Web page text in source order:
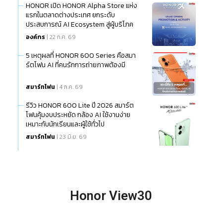
HONOR เปิด HONOR Alpha Store แห่ง
แรกในตลาดต่างประเทศ ยกระดับ
ประสบการณ์ AI Ecosystem สู่ผู้บริโภค
ไทย
องค์กร | 22 ก.ค. 69
5 เหตุผลที่ HONOR 600 Series คือสมา
ร์ตโฟน AI ที่คนรักการถ่ายภาพต้องมี
สมาร์ทโฟน | 4 ก.ค. 69
รีวิว HONOR 600 Lite ปี 2026 สมาร์ต
โฟนคุ้มงบประหยัด กล้อง AI ใช้งานง่าย
เหมาะกับนักเรียนและผู้ใช้ทั่วไป
สมาร์ทโฟน | 23 มิ.ย. 69
Honor View30